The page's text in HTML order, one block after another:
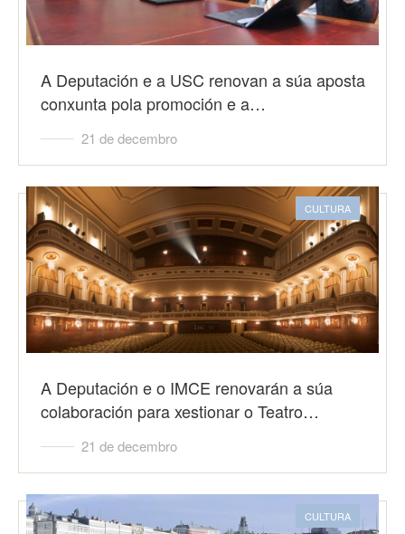
A Deputación e a USC renovan a súa aposta
conxunta pola promoción e a…
21 de decembro
CULTURA
A Deputación e o IMCE renovarán a súa
colaboración para xestionar o Teatro…
21 de decembro
CULTURA